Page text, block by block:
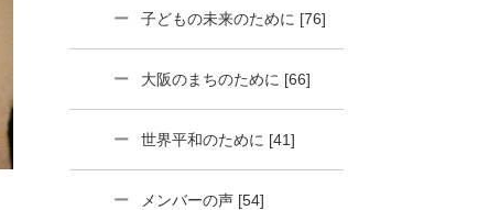
子どもの未来のために [76]
大阪のまちのために [66]
世界平和のために [41]
メンバーの声 [54]